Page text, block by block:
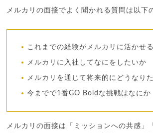
メルカリの面接でよく聞かれる質問は以下
これまでの経験がメルカリに活かせ
メルカリに入社してなにをしたいか
メルカリを通じて将来的にどうなり
今までで1番GO Boldな挑戦はなにか
メルカリの面接は「ミッションへの共感」